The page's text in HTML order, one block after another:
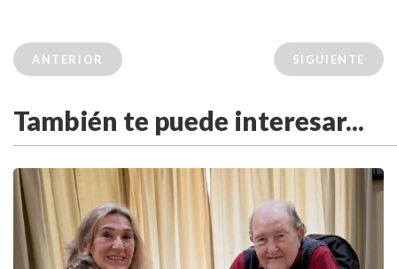
ANTERIOR SIGUIENTE
También te puede interesar...